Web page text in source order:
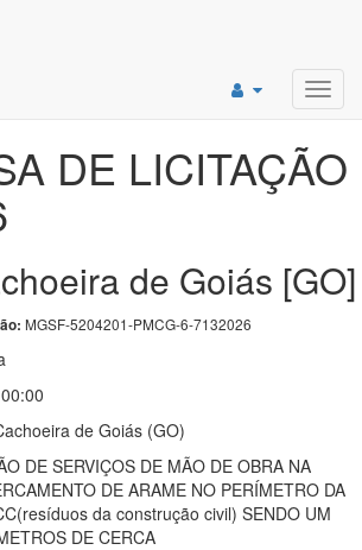
DE LICITAÇÃO
de Goiás [GO]
MGSF-5204201-PMCG-6-7132026
de Goiás (GO)
DE SERVIÇOS DE MÃO DE OBRA NA
DE ARAME NO PERÍMETRO DA
da construção civil) SENDO UM
DE CERCA